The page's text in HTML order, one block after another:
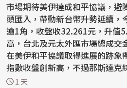
市場期待美伊達成和平協議，避
頭匯入，帶動新台幣升勢延續
逾1角，收盤收32.261元，升值
高，台北及元太外匯市場總成交
在美伊和平協議取得進展的跡象
指數收盤創新高，不過那斯達克
導體...
1 天